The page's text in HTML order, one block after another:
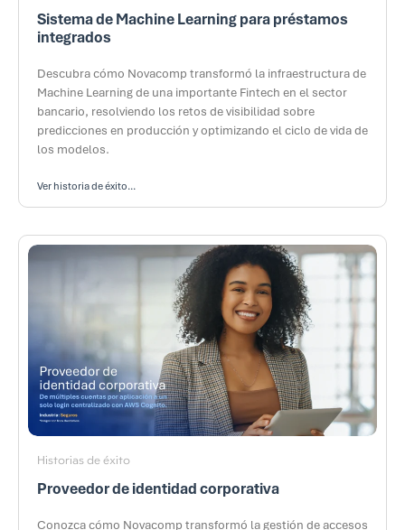
Sistema de Machine Learning para préstamos
integrados
Descubra cómo Novacomp transformó la infraestructura de
Machine Learning de una importante Fintech en el sector
bancario, resolviendo los retos de visibilidad sobre
predicciones en producción y optimizando el ciclo de vida de
los modelos.
Ver historia de éxito...
Historias de éxito
Proveedor de identidad corporativa
Conozca cómo Novacomp transformó la gestión de accesos